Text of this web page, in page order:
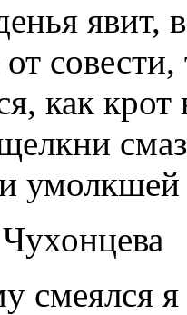
явит,
как крот
умолкшей
смеялся я